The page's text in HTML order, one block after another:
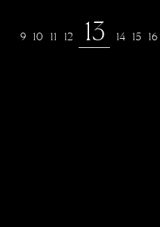
9 10 11 12 13 14 15 16